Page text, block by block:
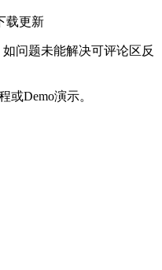
载更新
如问题未能解决可评论区反
或Demo演示。